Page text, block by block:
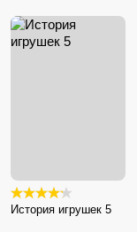
История игрушек 5